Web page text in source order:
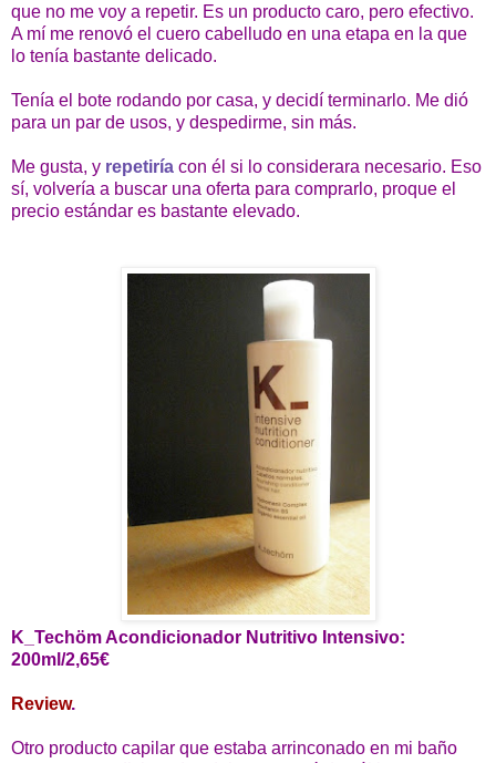
que no me voy a repetir. Es un producto caro, pero efectivo.
A mí me renovó el cuero cabelludo en una etapa en la que
lo tenía bastante delicado.
Tenía el bote rodando por casa, y decidí terminarlo. Me dió
para un par de usos, y despedirme, sin más.
Me gusta, y repetiría con él si lo considerara necesario. Eso
sí, volvería a buscar una oferta para comprarlo, proque el
precio estándar es bastante elevado.
K_Techöm Acondicionador Nutritivo Intensivo:
200ml/2,65€
Review.
Otro producto capilar que estaba arrinconado en mi baño